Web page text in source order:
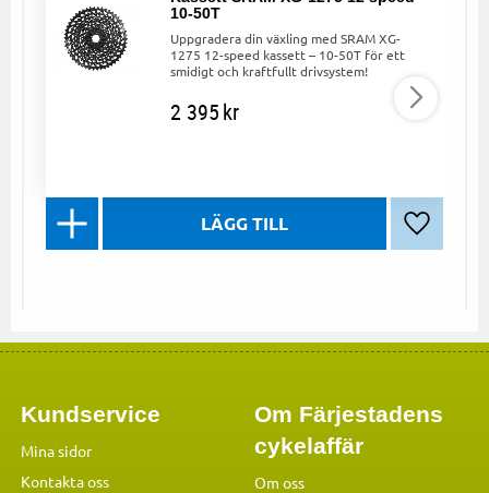
10-50T
Uppgradera din växling med SRAM XG-
1275 12-speed kassett – 10-50T för ett
smidigt och kraftfullt drivsystem!
2 395kr
Lägg till
Kundservice
Mina sidor
Kontakta oss
Om Färjestadens
cykelaffär
Om oss